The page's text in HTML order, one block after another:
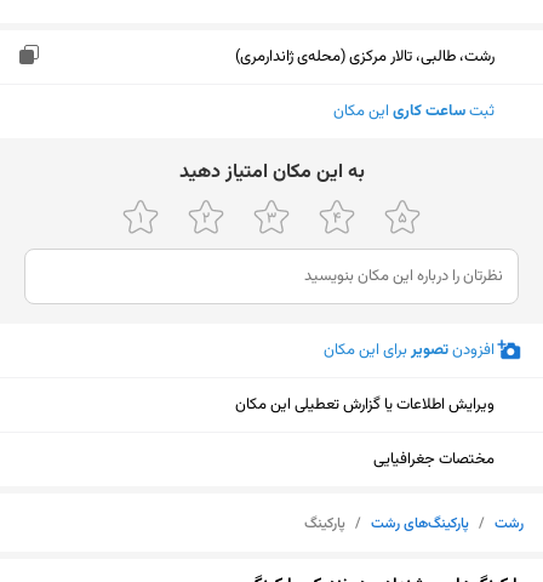
رشت، طالبی، تالار مرکزی (محله‌ی ژاندارمری)
ثبتساعت کاری این مکان
ﺑﻪ اﯾﻦ ﻣﮑﺎن اﻣﺘﯿﺎز دﻫﯿﺪ
افزودنتصویربرای این مکان
ویرایش اطلاعات یا گزارش تعطیلی این مکان
مختصات جغرافیایی
رشت / پارکینگ‌های رشت / پارکینگ